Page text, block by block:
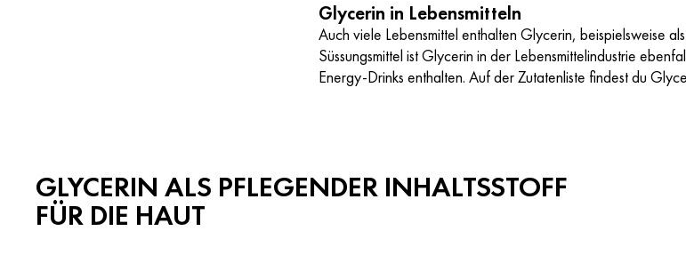
Glycerin in Lebensmitteln
Auch viele Lebensmittel enthalten Glycerin, beispielsweise
Süssungsmittel ist Glycerin in der Lebensmittelindustrie
Energy-Drinks enthalten. Auf der Zutatenliste findest du
GLYCERIN ALS PFLEGENDER INHALTSSTOFF
FÜR DIE HAUT